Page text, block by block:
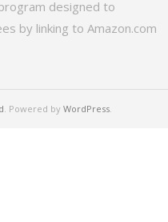
designed to
by linking to Amazon.com
. Powered by WordPress.